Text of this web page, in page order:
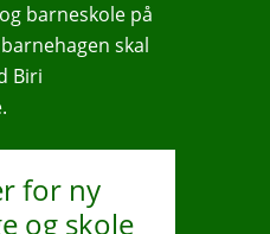
barneskole på
skal
Biri
for ny
og skole